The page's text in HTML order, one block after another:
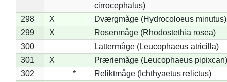
cirrocephalus)
298
X
Dværgmåge (Hydrocoloeus minutus)
299
X
Rosenmåge (Rhodostethia rosea)
300
Lattermåge (Leucophaeus atricilla)
301
X
Præriemåge (Leucophaeus pipixcan)
302
*
Reliktmåge (Ichthyaetus relictus)